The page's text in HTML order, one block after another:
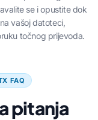
se i opustite dok
vašoj datoteci,
točnog prijevoda.
FAQ
pitanja